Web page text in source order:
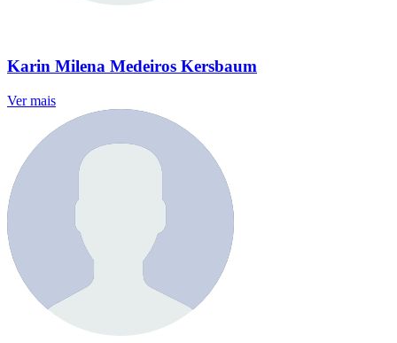
Karin Milena Medeiros Kersbaum
Ver mais